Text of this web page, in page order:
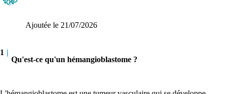
Ajoutée le 21/07/2026
1 |
Qu'est-ce qu'un hémangioblastome ?